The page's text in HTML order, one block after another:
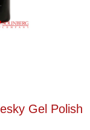
Gel Polish